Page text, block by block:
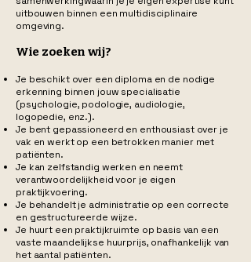
uitbouwen binnen een multidisciplinaire
omgeving.
Wie zoeken wij?
Je beschikt over een diploma en de nodige
erkenning binnen jouw specialisatie
(psychologie, podologie, audiologie,
logopedie, enz.).
Je bent gepassioneerd en enthousiast over je
vak en werkt op een betrokken manier met
patiënten.
Je kan zelfstandig werken en neemt
verantwoordelijkheid voor je eigen
praktijkvoering.
Je behandelt je administratie op een correcte
en gestructureerde wijze.
Je huurt een praktijkruimte op basis van een
vaste maandelijkse huurprijs, onafhankelijk van
het aantal patiënten.